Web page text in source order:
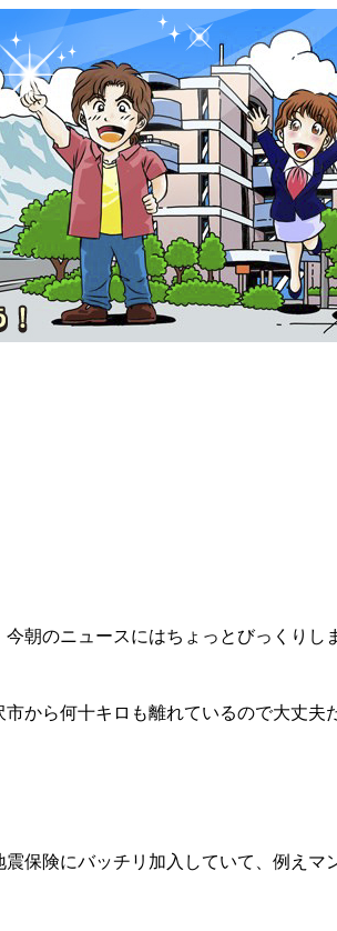
朝のニュースにはちょっとびっくりし
から何十キロも離れているので大丈
保険にバッチリ加入していて、例え